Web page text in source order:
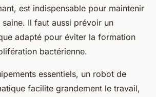
est indispensable pour maintenir
saine. Il faut aussi prévoir un
adapté pour éviter la formation
bactérienne.
essentiels, un robot de
facilite grandement le travail,